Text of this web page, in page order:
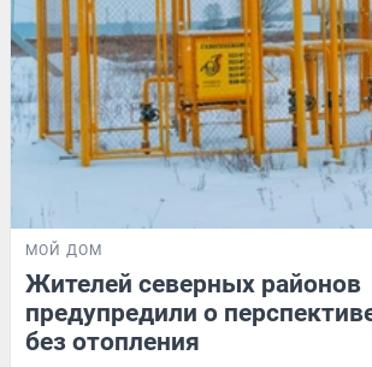
МОЙ ДОМ
Жителей северных районов
предупредили о
без отопления